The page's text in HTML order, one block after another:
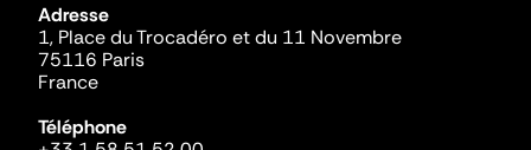
Adresse
1, Place du Trocadéro et du 11 Novembre
75116 Paris
France
Téléphone